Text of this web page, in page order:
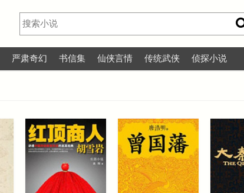
严肃奇幻 书信集 仙侠言情 传统武侠 侦探小说